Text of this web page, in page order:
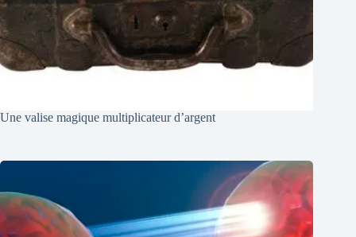
Une valise magique multiplicateur d’argent